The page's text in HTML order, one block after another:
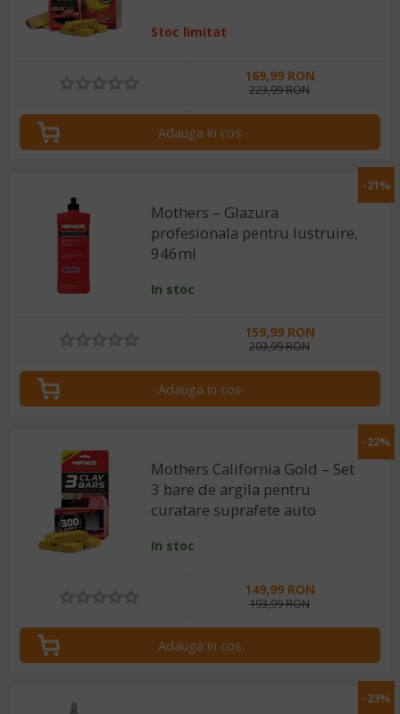
Stoc limitat
169,99 RON
223,99 RON
Adauga in cos
-21%
Mothers – Glazura
profesionala pentru lustruire,
946ml
In stoc
159,99 RON
203,99 RON
Adauga in cos
-22%
Mothers California Gold – Set
3 bare de argila pentru
curatare suprafete auto
In stoc
149,99 RON
193,99 RON
Adauga in cos
-23%